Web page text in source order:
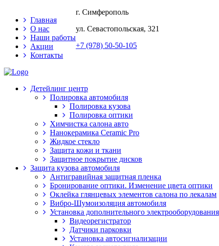
Главная
О нас
Наши работы
Акции
Контакты
г. Симферополь
ул. Севастопольская, 321
+7 (978) 50-50-105
Детейлинг центр
Полировка автомобиля
Полировка кузова
Полировка оптики
Химчистка салона авто
Нанокерамика Ceramic Pro
Жидкое стекло
Защита кожи и ткани
Защитное покрытие дисков
Защита кузова автомобиля
Антигравийная защитная пленка
Бронирование оптики. Изменение цвета оптики
Оклейка глянцевых элементов салона по лекалам
Вибро-Шумоизоляция автомобиля
Установка дополнительного электрооборудования
Видеорегистратор
Датчики парковки
Установка автосигнализации